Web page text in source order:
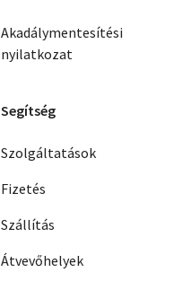
Akadálymentesítési
nyilatkozat
Segítség
Szolgáltatások
Fizetés
Szállítás
Átvevőhelyek